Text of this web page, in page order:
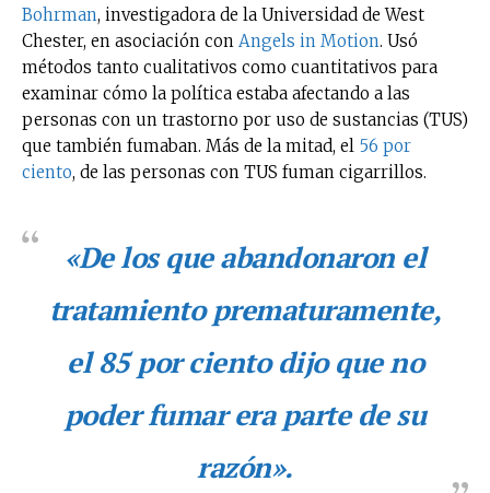
Bohrman, investigadora de la Universidad de West
Chester, en asociación con Angels in Motion. Usó
métodos tanto cualitativos como cuantitativos para
examinar cómo la política estaba afectando a las
personas con un trastorno por uso de sustancias (TUS)
que también fumaban. Más de la mitad, el 56 por
ciento, de las personas con TUS fuman cigarrillos.
«De los que abandonaron el
tratamiento prematuramente,
el 85 por ciento dijo que no
poder fumar era parte de su
razón».